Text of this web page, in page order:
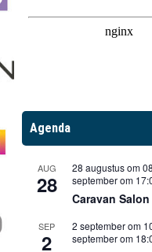
Agenda
AUG
28
28 augustus om
september om
Caravan
SEP
2
2 september om
september om